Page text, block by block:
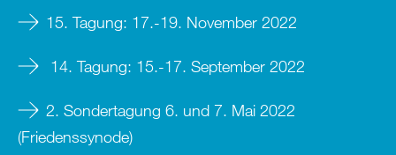
15. Tagung: 17.-19. November 2022
14. Tagung: 15.-17. September 2022
2. Sondertagung 6. und 7. Mai 2022
(Friedenssynode)